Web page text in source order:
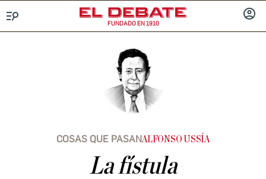
FUNDADO EN 1910
COSAS QUE PASANALFONSO USSÍA
La fístula